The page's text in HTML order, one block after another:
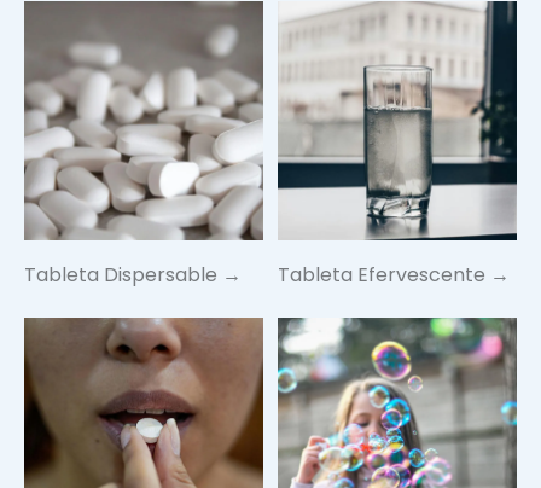
Tableta Dispersable → Tableta Efervescente →